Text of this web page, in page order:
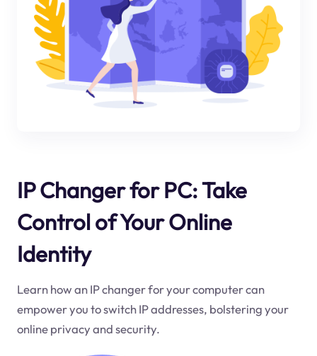
IP Changer for PC: Take
Control of Your Online
Identity
Learn how an IP changer for your computer can
empower you to switch IP addresses, bolstering your
online privacy and security.